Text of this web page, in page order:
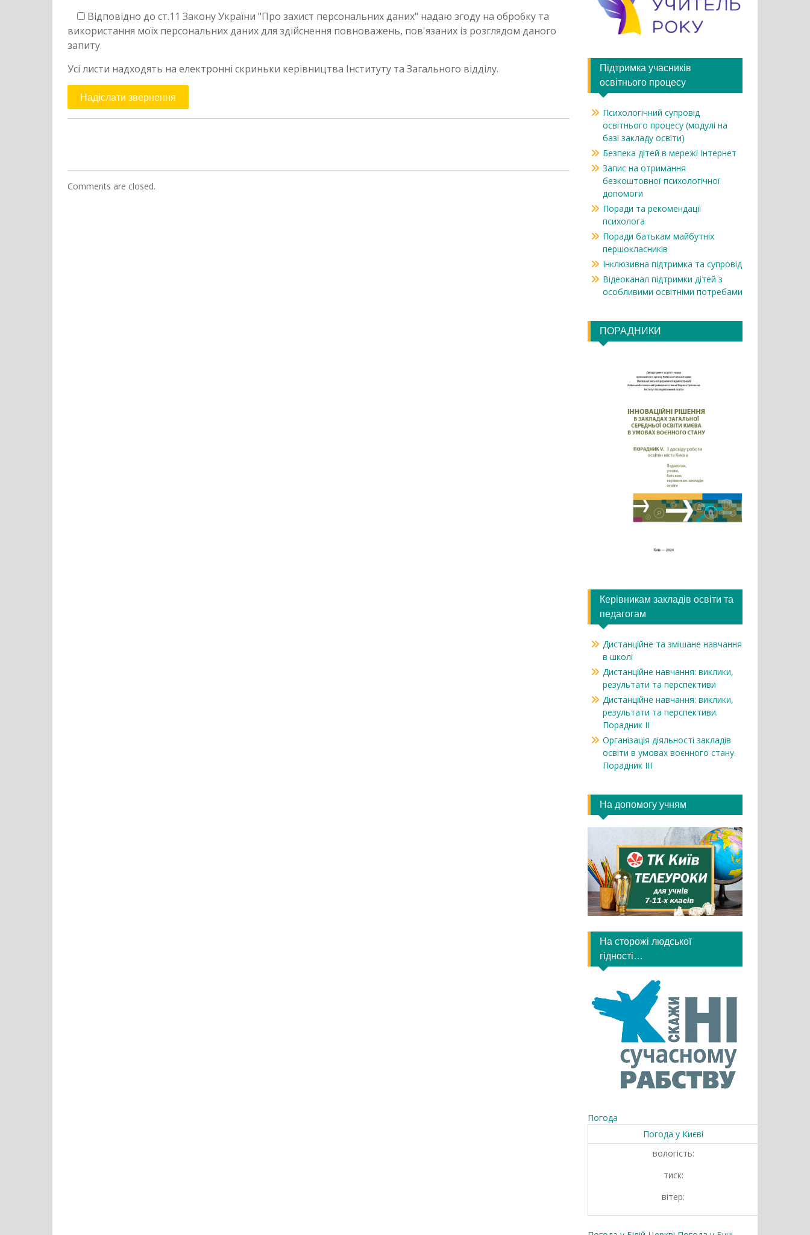
Відповідно до ст.11 Закону України "Про захист персональних даних" надаю згоду на обробку та
використання моїх персональних даних для здійснення повноважень, пов'язаних із розглядом даного
запиту.
Усі листи надходять на електронні скриньки керівництва Інституту та Загального відділу.
Comments are closed.
Підтримка учасників
освітнього процесу
Психологічний супровід
освітнього процесу (модулі на
базі закладу освіти)
Безпека дітей в мережі Інтернет
Запис на отримання
безкоштовної психологічної
допомоги
Поради та рекомендації
психолога
Поради батькам майбутніх
першокласників
Інклюзивна підтримка та супровід
Відеоканал підтримки дітей з
особливими освітніми потребами
ПОРАДНИКИ
Керівникам закладів освіти та
педагогам
Дистанційне та змішане навчання
в школі
Дистанційне навчання: виклики,
результати та перспективи
Дистанційне навчання: виклики,
результати та перспективи.
Порадник ІІ
Організація діяльності закладів
освіти в умовах воєнного стану.
Порадник ІІІ
На допомогу учням
На сторожі людської
гідності…
Погода
Погода у Києві
вологість:
тиск:
вітер: